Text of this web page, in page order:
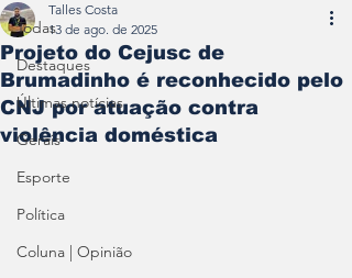
Todas
Destaques
Últimas notícias
Gerais
Esporte
Política
Coluna | Opinião
Projeto do Cejusc de
Brumadinho é reconhecido pelo
CNJ por atuação contra
violência doméstica
Talles Costa
13 de ago. de 2025